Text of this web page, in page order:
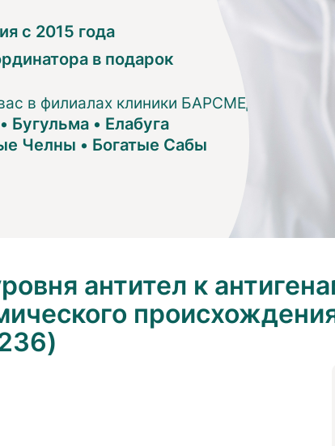
с 2015 года
в подарок
в филиалах клиники БАРСМЕД:
Бугульма• Елабуга
Челны • Богатые Сабы
антител к